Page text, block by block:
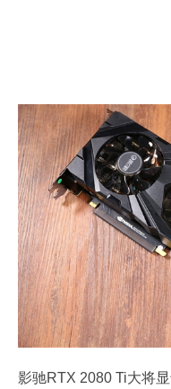
影驰RTX 2080 Ti大将